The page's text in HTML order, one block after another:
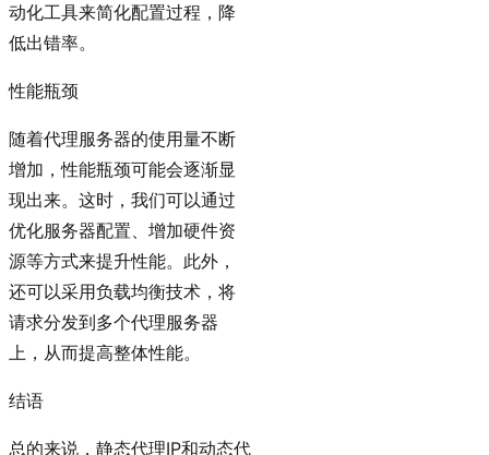
动化工具来简化配置过程，降
低出错率。
性能瓶颈
随着代理服务器的使用量不断
增加，性能瓶颈可能会逐渐显
现出来。这时，我们可以通过
优化服务器配置、增加硬件资
源等方式来提升性能。此外，
还可以采用负载均衡技术，将
请求分发到多个代理服务器
上，从而提高整体性能。
结语
总的来说，静态代理IP和动态代